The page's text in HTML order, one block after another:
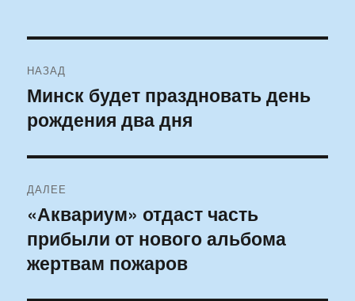
по
записям
НАЗАД
Предыдущая
запись:
Минск будет праздновать день
рождения два дня
ДАЛЕЕ
Следующая
запись:
«Аквариум» отдаст часть
прибыли от нового альбома
жертвам пожаров